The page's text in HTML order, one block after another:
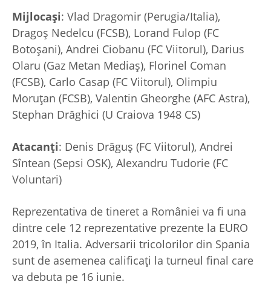
Mijlocași: Vlad Dragomir (Perugia/Italia),
Dragoș Nedelcu (FCSB), Lorand Fulop (FC
Botoșani), Andrei Ciobanu (FC Viitorul), Darius
Olaru (Gaz Metan Mediaș), Florinel Coman
(FCSB), Carlo Casap (FC Viitorul), Olimpiu
Moruțan (FCSB), Valentin Gheorghe (AFC Astra),
Stephan Drăghici (U Craiova 1948 CS)
Atacanți: Denis Drăguș (FC Viitorul), Andrei
Sîntean (Sepsi OSK), Alexandru Tudorie (FC
Voluntari)
Reprezentativa de tineret a României va fi una
dintre cele 12 reprezentative prezente la EURO
2019, în Italia. Adversarii tricolorilor din Spania
sunt de asemenea calificați la turneul final care
va debuta pe 16 iunie.